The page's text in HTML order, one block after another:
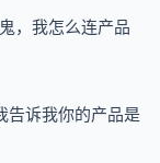
，我怎么连产品
告诉我你的产品是